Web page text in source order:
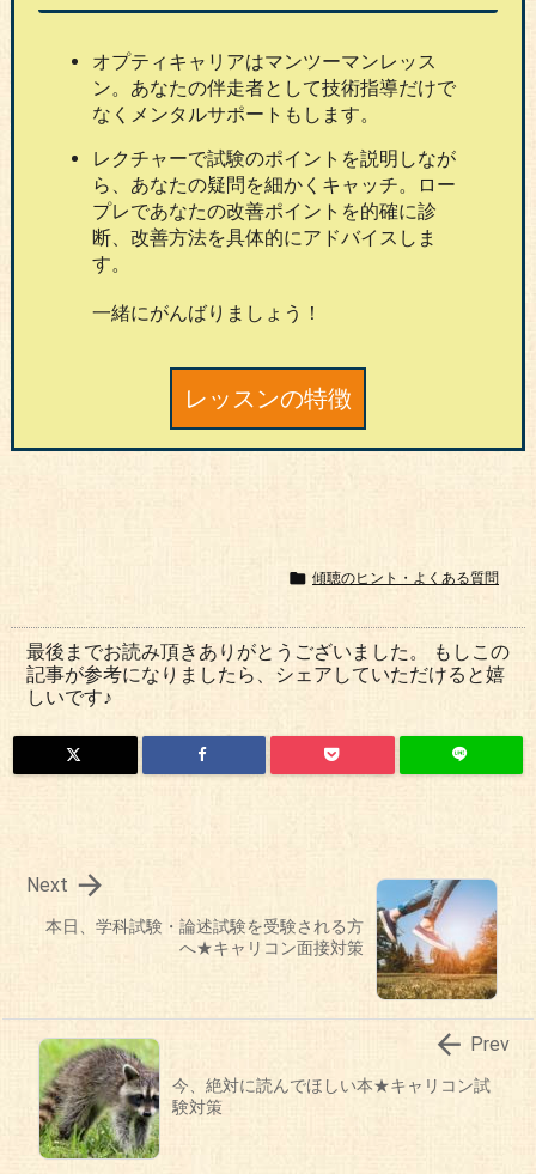
オプティキャリアはマンツーマンレッス
ン。あなたの伴走者として技術指導だけで
なくメンタルサポートもします。
レクチャーで試験のポイントを説明しなが
ら、あなたの疑問を細かくキャッチ。ロー
プレであなたの改善ポイントを的確に診
断、改善方法を具体的にアドバイスしま
す。
一緒にがんばりましょう！
レッスンの特徴
 傾聴のヒント・よくある質問
最後までお読み頂きありがとうございました。 もしこの
記事が参考になりましたら、シェアしていただけると嬉
しいです♪
本日、学科試験・論述試験を受験される方
へ★キャリコン面接対策

Next
今、絶対に読んでほしい本★キャリコン試
験対策
 Prev